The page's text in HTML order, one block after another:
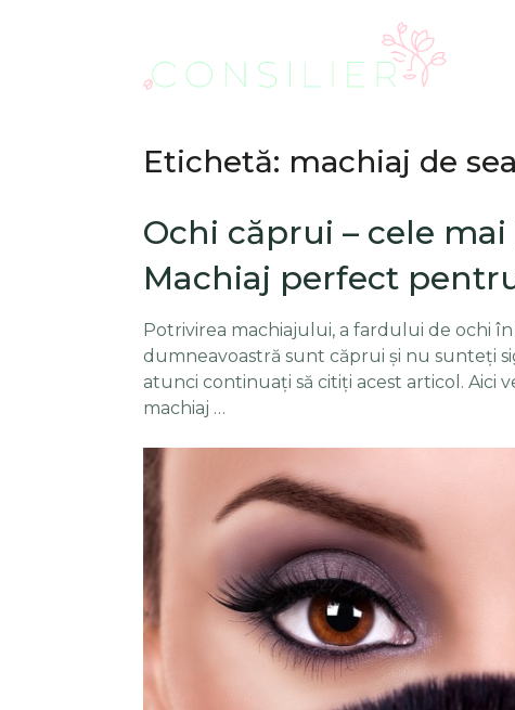
Etichetă: machiaj de
Ochi căprui – cele
Machiaj perfect
Potrivirea machiajului, a fardului de ochi
dumneavoastră sunt căprui și nu sunteți
atunci continuați să citiți acest articol. Aici
machiaj …